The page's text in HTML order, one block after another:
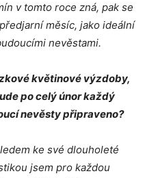
v tomto roce zná, pak se
měsíc, jako ideální
nevěstami.
květinové výzdoby,
po celý únor každý
nevěsty připraveno?
ke své dlouholeté
jsem pro každou